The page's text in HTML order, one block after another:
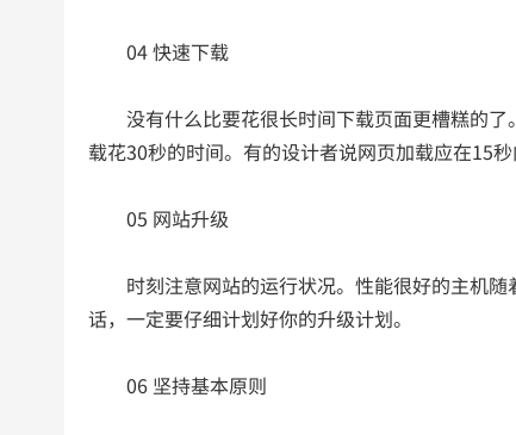
04 快速下载
没有什么比要花很长时间下载页面更槽糕的了
载花30秒的时间。有的设计者说网页加载应在15秒
05 网站升级
时刻注意网站的运行状况。性能很好的主机随
话，一定要仔细计划好你的升级计划。
06 坚持基本原则